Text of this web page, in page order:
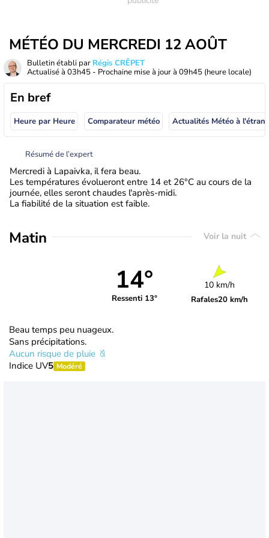
MÉTÉO DU MERCREDI 12 AOÛT
Bulletin établi par Régis CRÊPET
Actualisé à 03h45 - Prochaine mise à jour à 09h45 (heure locale)
En bref
Heure par Heure Comparateur météo
Résumé de l’expert
Mercredi à Lapaivka, il fera beau.
Les températures évolueront entre 14 et 26°C au cours de la
journée, elles seront chaudes l'après-midi.
La fiabilité de la situation est faible.
Matin Voir la nuit
14°
Ressenti 13°
10 km/h
Rafales20 km/h
Beau temps peu nuageux.
Sans précipitations.
Aucun risque de pluie
Indice UV5 Modéré